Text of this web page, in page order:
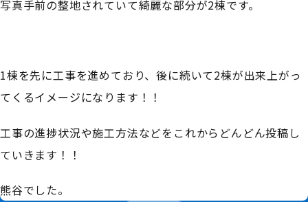
写真手前の整地されていて綺麗な部分が2棟です。
1棟を先に工事を進めており、後に続いて2棟が出来上がっ
てくるイメージになります！！
工事の進捗状況や施工方法などをこれからどんどん投稿し
ていきます！！
熊谷でした。